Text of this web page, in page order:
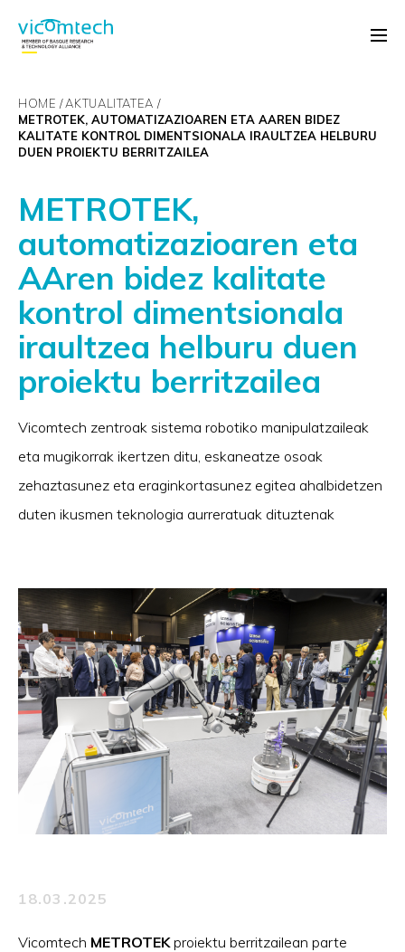
HOME
AKTUALITATEA
METROTEK, AUTOMATIZAZIOAREN ETA AAREN BIDEZ
KALITATE KONTROL DIMENTSIONALA IRAULTZEA HELBURU
DUEN PROIEKTU BERRITZAILEA
METROTEK,
automatizazioaren eta
AAren bidez kalitate
kontrol dimentsionala
iraultzea helburu duen
proiektu berritzailea
Vicomtech zentroak sistema robotiko manipulatzaileak
eta mugikorrak ikertzen ditu, eskaneatze osoak
zehaztasunez eta eraginkortasunez egitea ahalbidetzen
duten ikusmen teknologia aurreratuak dituztenak
18.03.2025
Vicomtech METROTEKproiektu berritzailean parte